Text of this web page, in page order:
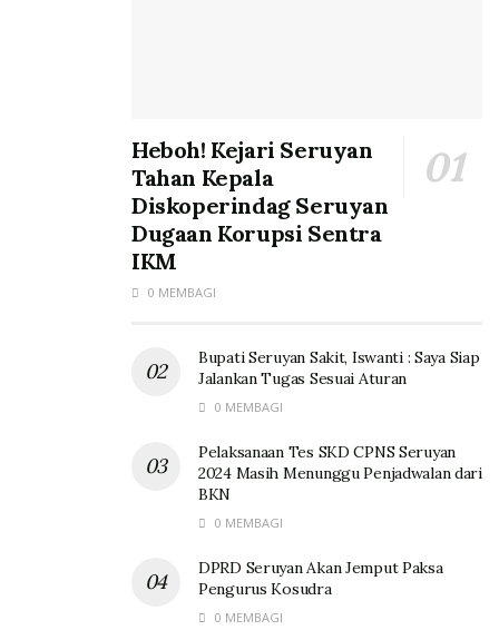
Heboh! Kejari Seruyan
Tahan Kepala
Diskoperindag Seruyan
Dugaan Korupsi Sentra
IKM
0 MEMBAGI
Bupati Seruyan Sakit, Iswanti : Saya Siap
Jalankan Tugas Sesuai Aturan
0 MEMBAGI
Pelaksanaan Tes SKD CPNS Seruyan
2024 Masih Menunggu Penjadwalan dari
BKN
0 MEMBAGI
DPRD Seruyan Akan Jemput Paksa
Pengurus Kosudra
0 MEMBAGI